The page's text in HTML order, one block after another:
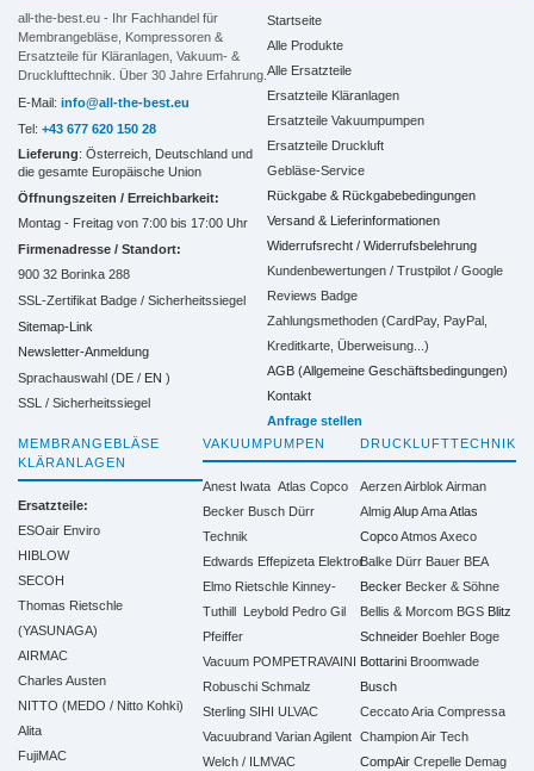
all-the-best.eu - Ihr Fachhandel für
Membrangebläse, Kompressoren &
Ersatzteile für Kläranlagen, Vakuum- &
Drucklufttechnik. Über 30 Jahre Erfahrung.
E-Mail: info@all-the-best.eu
Tel: +43 677 620 150 28
Lieferung: Österreich, Deutschland und
die gesamte Europäische Union
Öffnungszeiten / Erreichbarkeit:
Montag - Freitag von 7:00 bis 17:00 Uhr
Firmenadresse / Standort:
900 32 Borinka 288
SSL-Zertifikat Badge / Sicherheitssiegel
Sitemap-Link
Newsletter-Anmeldung
Sprachauswahl (DE / EN )
SSL / Sicherheitssiegel
Startseite
Alle Produkte
Alle Ersatzteile
Ersatzteile Kläranlagen
Ersatzteile Vakuumpumpen
Ersatzteile Druckluft
Gebläse-Service
Rückgabe & Rückgabebedingungen
Versand & Lieferinformationen
Widerrufsrecht / Widerrufsbelehrung
Kundenbewertungen / Trustpilot / Google
Reviews Badge
Zahlungsmethoden (CardPay, PayPal,
Kreditkarte, Überweisung...)
AGB (Allgemeine Geschäftsbedingungen)
Kontakt
Anfrage stellen
MEMBRANGEBLÄSE
KLÄRANLAGEN
Ersatzteile:
ESOair Enviro
HIBLOW
SECOH
Thomas Rietschle
(YASUNAGA)
AIRMAC
Charles Austen
NITTO (MEDO / Nitto Kohki)
Alita
FujiMAC
VAKUUMPUMPEN
Anest Iwata Atlas Copco
Becker Busch Dürr
Technik
Edwards Effepizeta Elektror
Elmo Rietschle Kinney-
Tuthill Leybold Pedro Gil
Pfeiffer
Vacuum POMPETRAVAINI
Robuschi Schmalz
Sterling SIHI ULVAC
Vacuubrand Varian Agilent
Welch / ILMVAC
DRUCKLUFTTECHNIK
AerzenAirblok Airman
Almig Alup Ama Atlas
Copco Atmos Axeco
Balke Dürr Bauer BEA
Becker Becker & Söhne
Bellis & Morcom BGS Blitz
Schneider Boehler Boge
Bottarini Broomwade
Busch
Ceccato Aria Compressa
Champion Air Tech
CompAir Crepelle Demag